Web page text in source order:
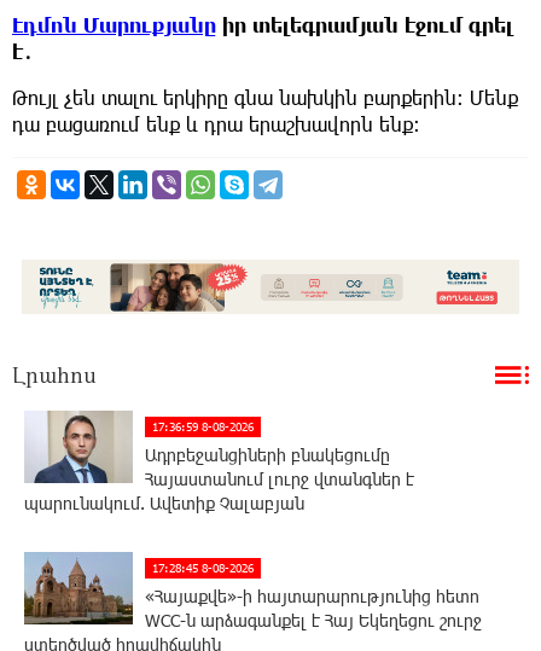
Էդմոն Մարուքյանը իր տելեգրամյան էջում գրել
է․
Թույլ չեն տալու երկիրը գնա նախկին բարքերին։ Մենք
դա բացառում ենք և դրա երաշխավորն ենք։
Լրահոս
17:36:59 8-08-2026
Ադրբեջանցիների բնակեցումը
Հայաստանում լուրջ վտանգներ է
պարունակում. Ավետիք Չալաբյան
17:28:45 8-08-2026
«Հայաքվե»-ի հայտարարությունից հետո
WCC-ն արձագանքել է Հայ Եկեղեցու շուրջ
ստեղծված իրավիճակին